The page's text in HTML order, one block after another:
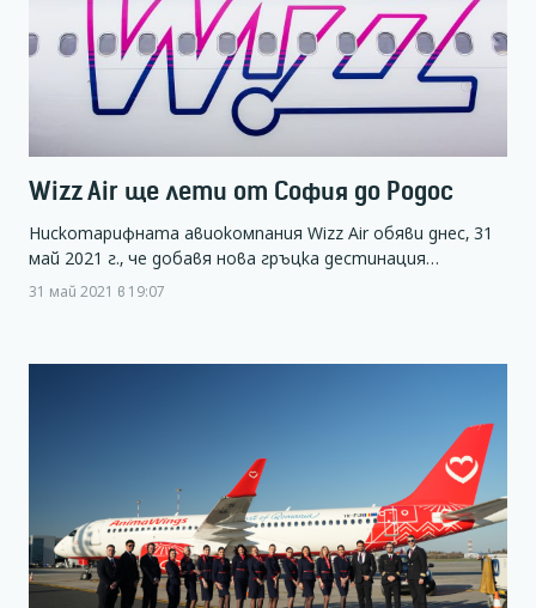
Wizz Air ще лети от София до Родос
Нискотарифната авиокомпания Wizz Air обяви днес, 31
май 2021 г., че добавя нова гръцка дестинация…
31 май 2021 в 19:07